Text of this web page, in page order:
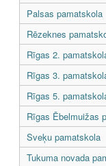
Palsas pamatskola
Rēzeknes
Rīgas 2.
Rīgas 3.
Rīgas 5.
Rīgas Ēbelmuižas
Sveķu pamatskola
Tukuma novada